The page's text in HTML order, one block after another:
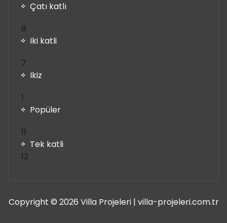
Çatı katlı
8
ürün
Iki katli
7
ürün
Ikiz
1
ürün
Popüler
11
ürün
Tek katli
1212
Copyright © 2026 Villa Projeleri | villa-projeleri.com.tr